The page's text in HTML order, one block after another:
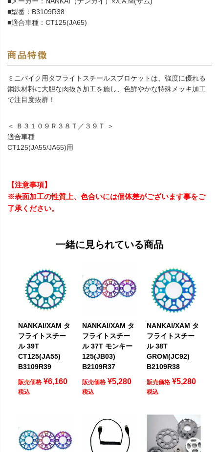
■型番：B3109R38
■適合車種：CT125(JA65)
商品特徴
ミニバイク用タフライトスチールスプロケットは、強度に優れる
鋼鉄材料に大胆な肉抜き加工を施し、色鮮やかな特殊メッキ加工
で注目度抜群！
＜ Ｂ３１０９Ｒ３８Ｔ／３９Ｔ ＞
適合車種
CT125(JA55/JA65)用
【注意事項】
※表面加工の性質上、色合いには個体差がございます事をご
了承ください。
一緒に見られている商品
NANKAI/XAM タ
フライトスチー
ル 39T
CT125(JA55)
B3109R39
販売価格 ¥6,160
税込
NANKAI/XAM タ
フライトスチー
ル 37T モンキー
125(JB03)
B2109R37
販売価格 ¥5,280
税込
NANKAI/XAM タ
フライトスチー
ル 38T
GROM(JC92)
B2109R38
販売価格 ¥5,280
税込